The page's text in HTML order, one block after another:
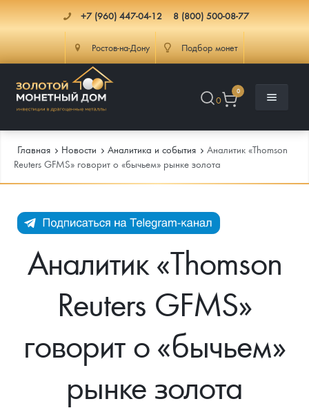
+7 (960) 447-04-12 8 (800) 500-08-77
Ростов-на-Дону Подбор монет
0
0
Каталог Монет
Инвестиционные монеты
Монеты Царской России
Монеты стран мира после 1950г
Георгий Победоносец
Инфо
Как сделать заказ
Гарантии
Доставка
Информация
Аналитика и события
Котировки
Главная Новости Аналитика и события
Аналитик «Thomson
Reuters GFMS» говорит о «бычьем» рынке золота
Аналитик «Thomson
Reuters GFMS»
говорит о «бычьем»
рынке золота